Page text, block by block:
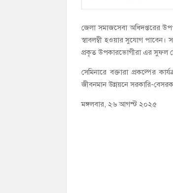
জেলা সমাজসেবা অধিদপ্তরের
স্বাবলম্বী হওয়ার সুযোগ
প্রকৃত উপকারভোগীরা এর সুফল
সেমিনারে বক্তারা প্রকল্পের
জীবনমান উন্নয়নে সরকারি-
মঙ্গলবার, ২৬ আগস্ট ২০২৫